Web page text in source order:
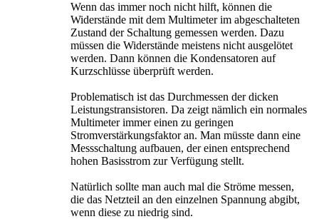
Wenn das immer noch nicht hilft, können die
Widerstände mit dem Multimeter im abgeschalteten
Zustand der Schaltung gemessen werden. Dazu
müssen die Widerstände meistens nicht ausgelötet
werden. Dann können die Kondensatoren auf
Kurzschlüsse überprüft werden.
Problematisch ist das Durchmessen der dicken
Leistungstransistoren. Da zeigt nämlich ein normales
Multimeter immer einen zu geringen
Stromverstärkungsfaktor an. Man müsste dann eine
Messschaltung aufbauen, der einen entsprechend
hohen Basisstrom zur Verfügung stellt.
Natürlich sollte man auch mal die Ströme messen,
die das Netzteil an den einzelnen Spannung abgibt,
wenn diese zu niedrig sind.